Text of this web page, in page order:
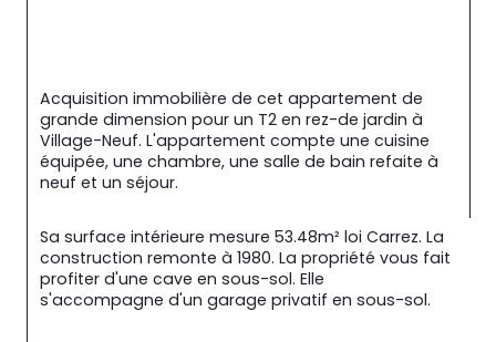
Acquisition immobilière de cet appartement de
grande dimension pour un T2 en rez-de jardin à
Village-Neuf. L'appartement compte une cuisine
équipée, une chambre, une salle de bain refaite à
neuf et un séjour.
Sa surface intérieure mesure 53.48m² loi Carrez. La
construction remonte à 1980. La propriété vous fait
profiter d'une cave en sous-sol. Elle
s'accompagne d'un garage privatif en sous-sol.